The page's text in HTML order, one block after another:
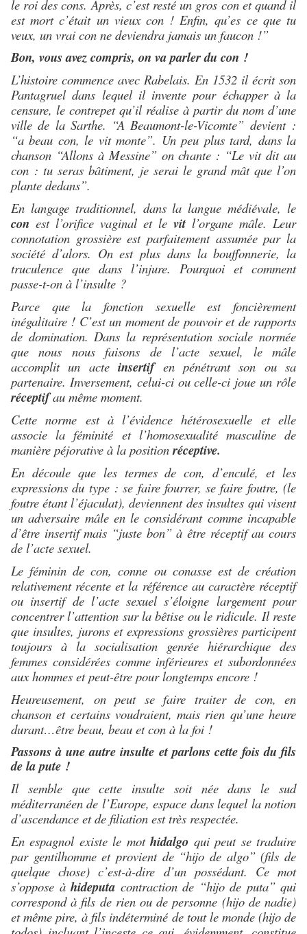
le roi des cons. Après, c’est resté un gros con et quand il
est mort c’était un vieux con ! Enfin, qu’es ce que tu
veux, un vrai con ne deviendra jamais un faucon !”
Bon, vous avez compris, on va parler du con !
L’histoire commence avec Rabelais. En 1532 il écrit son
Pantagruel dans lequel il invente pour échapper à la
censure, le contrepet qu’il réalise à partir du nom d’une
ville de la Sarthe. “A Beaumont-le-Vicomte” devient :
“a beau con, le vit monte”. Un peu plus tard, dans la
chanson “Allons à Messine” on chante : “Le vit dit au
con : tu seras bâtiment, je serai le grand mât que l’on
plante dedans”.
En langage traditionnel, dans la langue médiévale, le
con est l’orifice vaginal et le vitl’organe mâle. Leur
connotation grossière est parfaitement assumée par la
société d’alors. On est plus dans la bouffonnerie, la
truculence que dans l’injure. Pourquoi et comment
passe-t-on à l’insulte ?
Parce que la fonction sexuelle est foncièrement
inégalitaire ! C’est un moment de pouvoir et de rapports
de domination. Dans la représentation sociale normée
que nous nous faisons de l’acte sexuel, le mâle
accomplit un acteinsertifen pénétrant son ou sa
partenaire. Inversement, celui-ci ou celle-ci joue un rôle
réceptifau même moment.
Cette norme est à l’évidence hétérosexuelle et elle
associe la féminité et l’homosexualité masculine de
manière péjorative à la positionréceptive.
En découle que les termes de con, d’enculé, et les
expressions du type : se faire fourrer, se faire foutre, (le
foutre étant l’éjaculat), deviennent des insultes qui visent
un adversaire mâle en le considérant comme incapable
d’être insertif mais “juste bon” à être réceptif au cours
de l’acte sexuel.
Le féminin de con, conne ou conasse est de création
relativement récente et la référence au caractère réceptif
ou insertif de l’acte sexuel s’éloigne largement pour
concentrer l’attention sur la bêtise ou le ridicule. Il reste
que insultes, jurons et expressions grossières participent
toujours à la socialisation genrée hiérarchique des
femmes considérées comme inférieures et subordonnées
aux hommes et peut-être pour longtemps encore !
Heureusement, on peut se faire traiter de con, en
chanson et certains voudraient, mais rien qu’une heure
durant…être beau, beau et con à la foi !
Passons à une autre insulte et parlons cette fois du fils
de la pute !
Il semble que cette insulte soit née dans le sud
méditerranéen de l’Europe, espace dans lequel la notion
d’ascendance et de filiation est très respectée.
En espagnol existe le mothidalgo qui peut se traduire
par gentilhomme et provient de “hijo de algo” (fils de
quelque chose) c’est-à-dire d’un possédant. Ce mot
s’oppose à hideputa contraction de “hijo de puta” qui
correspond à fils de rien ou de personne (hijo de nadie)
et même pire, à fils indéterminé de tout le monde (hijo de